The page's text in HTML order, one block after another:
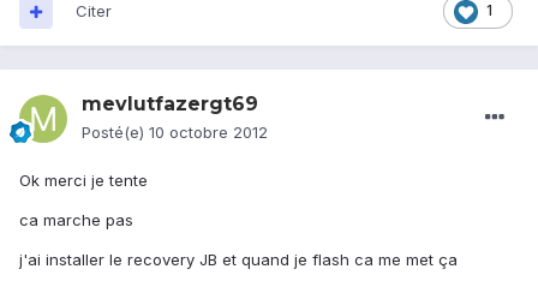
1
Citer
mevlutfazergt69
Posté(e) 10 octobre 2012
Ok merci je tente
ca marche pas
j'ai installer le recovery JB et quand je flash ca me met ça